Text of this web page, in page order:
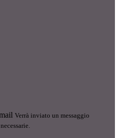
Verrà inviato un messaggio